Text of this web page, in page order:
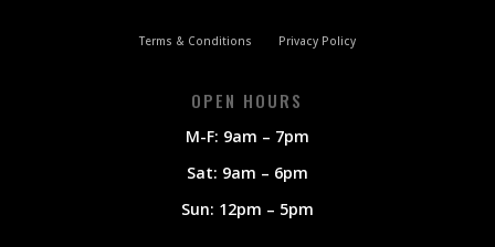
Terms & Conditions Privacy Policy
OPEN HOURS
M-F: 9am – 7pm
Sat: 9am – 6pm
Sun: 12pm – 5pm